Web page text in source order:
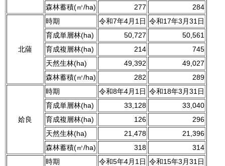
森林蓄積(㎥/ha)
277 284
北薩
時期 令和7年4月1日 令和17年3月31日
育成単層林(ha)
50,727
50,561
育成複層林(ha)
214
745
天然生林(ha)
49,392
49,027
森林蓄積(㎥/ha)
282 289
姶良
時期 令和8年4月1日 令和18年3月31日
育成単層林(ha)
33,128
33,040
育成複層林(ha)
126
296
天然生林(ha)
21,478
21,396
森林蓄積(㎥/ha)
318 314
時期 令和5年4月1日 令和15年3月31日